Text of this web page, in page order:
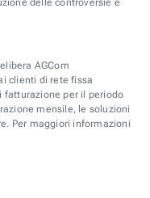
delle controversie è
AGCom
clienti di rete fissa
fatturazione per il periodo
mensile, le soluzioni
Per maggiori informazioni